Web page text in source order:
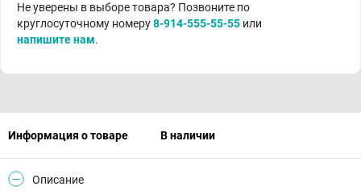
Не уверены в выборе товара? Позвоните по
круглосуточному номеру8-914-555-55-55 или
напишите нам.
Информация о товаре В наличии
Описание